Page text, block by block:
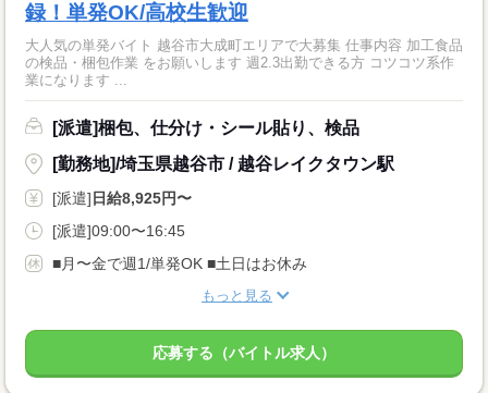
録！単発OK/高校生歓迎
大人気の単発バイト 越谷市大成町エリアで大募集 仕事内容 加工食品
の検品・梱包作業 をお願いします 週2.3出勤できる方 コツコツ系作
業になります ...
[派遣]梱包、仕分け・シール貼り、検品
[勤務地]/埼玉県越谷市 / 越谷レイクタウン駅
[派遣] 日給8,925円〜
[派遣]09:00〜16:45
■月〜金で週1/単発OK ■土日はお休み
もっと見る
応募する（バイトル求人）